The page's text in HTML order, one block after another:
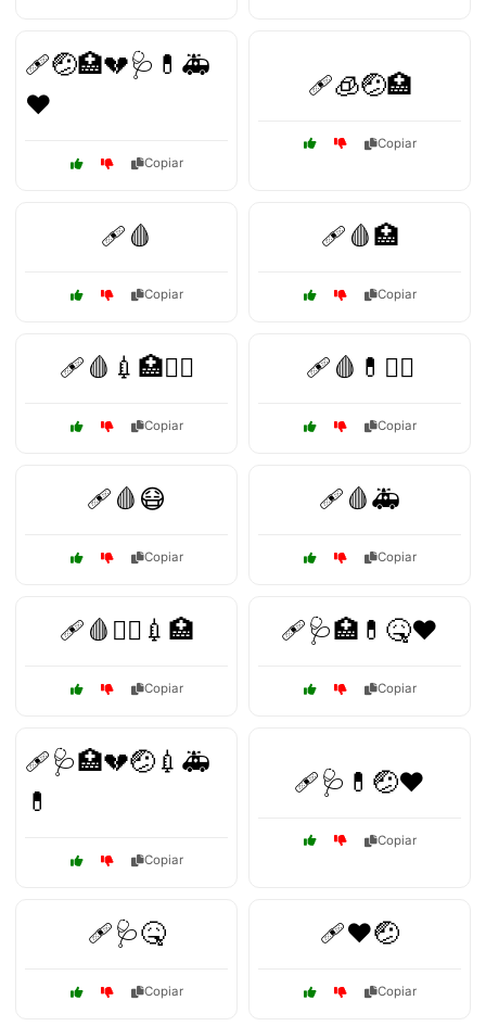
🩹🤕🏥💔🩺💊🚑
❤️
Copiar
🩹🧊🤕🏥
Copiar
🩹🩸
Copiar
🩹🩸🏥
Copiar
🩹🩸💉🏥🧑‍⚕️
Copiar
🩹🩸💊🧑‍⚕️
Copiar
🩹🩸😷
Copiar
🩹🩸🚑
Copiar
🩹🩸🧑‍⚕️💉🏥
Copiar
🩹🩺🏥💊🤒❤️
Copiar
🩹🩺🏥💔🤕💉🚑
💊
Copiar
🩹🩺💊🤕❤️
Copiar
🩹🩺🤒
Copiar
🩹❤️🤕
Copiar